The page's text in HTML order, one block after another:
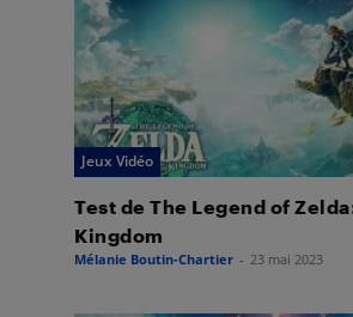
Jeux Vidéo
Test de The Legend of
Kingdom
Mélanie Boutin-Chartier - 23 mai 2023